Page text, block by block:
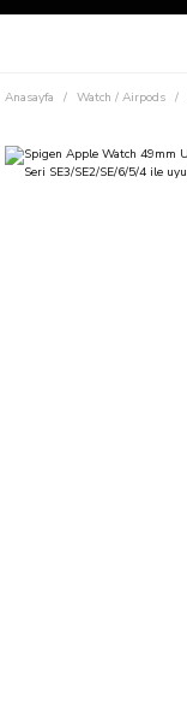
Anasayfa Watch / Airpods